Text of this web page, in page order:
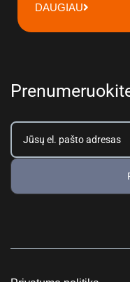
DAUGIAU